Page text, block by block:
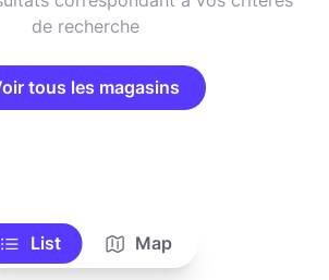
de recherche
tous les magasins
List Map